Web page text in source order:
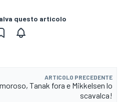
questo articolo
ARTICOLO PRECEDENTE
Tanak fora e Mikkelsen lo
scavalca!